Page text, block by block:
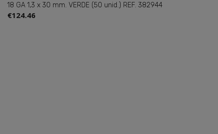
18 GA 1,3 x 30 mm. VERDE (50 unid.) REF. 382944
€124.46